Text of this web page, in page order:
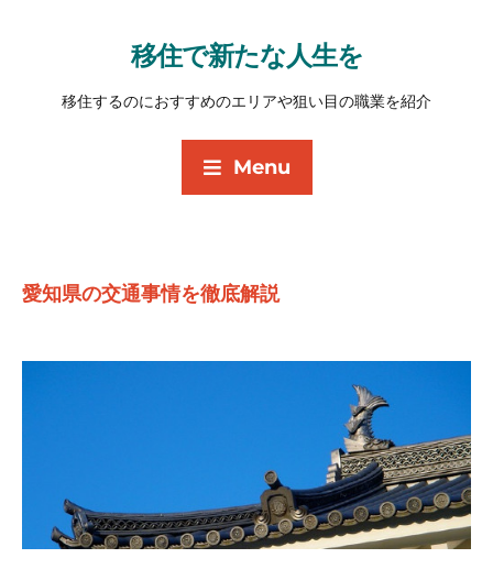
移住で新たな人生を
移住するのにおすすめのエリアや狙い目の職業を紹介
Menu
愛知県の交通事情を徹底解説